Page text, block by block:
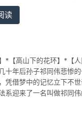
读
*【高山下的花环】*【
十年后孙子祁同伟悲惨
凭借梦中的记忆立下不
迎来了一名叫做祁同伟